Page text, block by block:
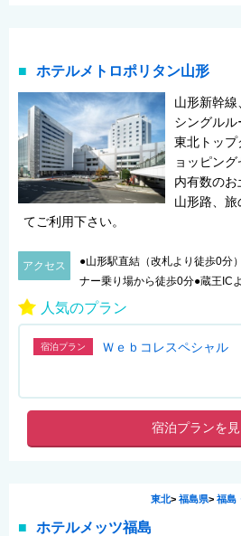
ホテルメトロポリタン山形
山形新幹線
シングルル
東北トップ
ョッピン
内有数の
山形路、旅
てご利用下さい。
アクセス
●山形駅直結（改札より徒歩0分
ナー乗り場から徒歩0分●蔵王IC
人気のプラン
宿泊プラン Ｗｅｂコレスペシャル
宿泊プランを見
東北> 福島県> 福島
ホテルメッツ福島